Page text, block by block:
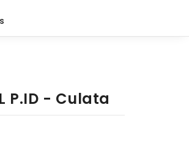
P.ID - Culata